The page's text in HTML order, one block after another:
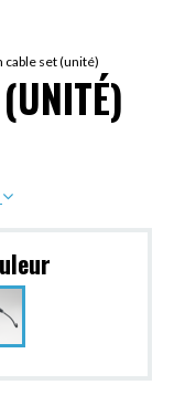
cable set (unité)